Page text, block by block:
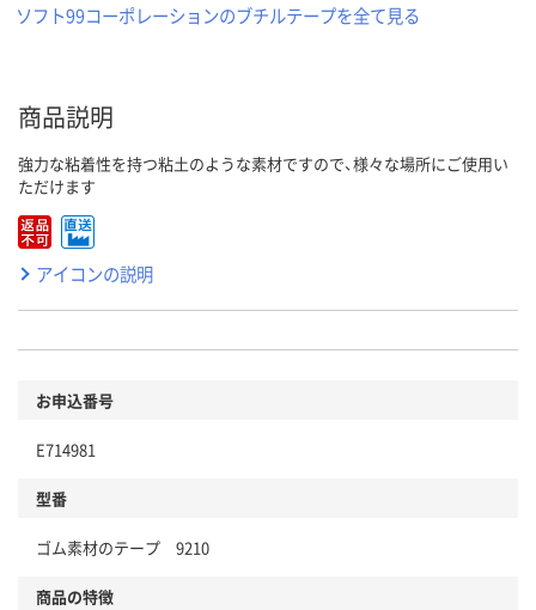
ソフト99コーポレーションのブチルテープを全て見る
商品説明
強力な粘着性を持つ粘土のような素材ですので、様々な場所にご使用い
ただけます
アイコンの説明
お申込番号
E714981
型番
ゴム素材のテープ 9210
商品の特徴